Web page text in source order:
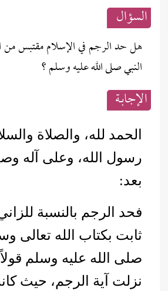
السؤال
هل حد الرجم في الإسلام مقتبس من
النبي صلى الله عليه وسلم ؟
الإجابــة
الحمد لله، والصلاة
رسول الله، وعلى آله
بعد:
فحد الرجم بالنسبة
ثابت بكتاب الله تعالى
صلى الله عليه وسلم قولاً
نزلت آية الرجم، حيث